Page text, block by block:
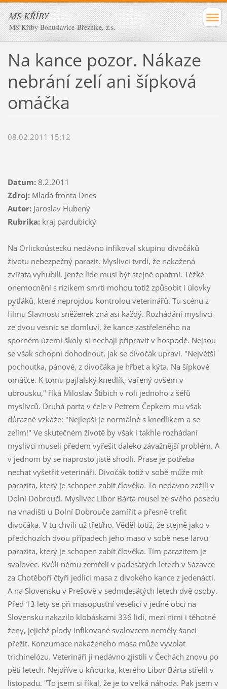
MS KŘÍBY
MS Kříby Bohuslavice-Březnice, z.s.
Na kance pozor. Nákaze
nebrání zelí ani šípková
omáčka
08.02.2011 15:12
Datum:8.2.2011
Zdroj:Mladá fronta Dnes
Autor:Jaroslav Hubený
Rubrika:kraj pardubický
Na Orlickoústecku nedávno infikoval skupinu divočáků
životu nebezpečný parazit. Myslivci tvrdí, že nakažená
zvířata vyhubili. Jenže lidé musí být stejně opatrní. Těžké
onemocnění s rizikem smrti mohou totiž způsobit i úlovky
pytláků, které neprojdou kontrolou veterinářů. Tu scénu z
filmu Slavnosti sněženek zná asi každý. Rozhádání myslivci
ze dvou vesnic se domluví, že kance zastřeleného na
sporném území školy si nechají připravit v hospodě. Nejsou
se však schopni dohodnout, jak se divočák upraví. "Největší
pochoutka, pánové, z divočáka je hřbet a kýta. Na šípkové
omáčce. K tomu pajfalský knedlík, vařený ovšem v
ubrousku," říká Miloslav Štibich v roli jednoho z šéfů
myslivců. Druhá parta v čele v Petrem Čepkem mu však
důrazně vzkáže: "Nejlepší je normálně s knedlíkem a se
zelím!" Ve skutečném životě by však i takhle rozhádaní
myslivci museli předem vyřešit daleko závažnější problém. A
v jednom by se naprosto jistě shodli. Prase je potřeba
nechat vyšetřit veterináři. Divočák totiž v sobě může mít
parazita, který je schopen zabít člověka. To nedávno zažili v
Dolní Dobrouči. Myslivec Libor Bárta musel ze svého posedu
na vnadišti u Dolní Dobrouče zamířit a přesně trefit
divočáka. V tu chvíli už třetího. Věděl totiž, že stejně jako v
předchozích dvou případech jeho maso v sobě nese larvu
parazita, který je schopen zabít člověka. Tím parazitem je
svalovec. Kvůli němu zemřeli v padesátých letech v Sázavce
za Chotěboří čtyři jedlíci masa z divokého kance z jedenácti.
A na Slovensku v Prešově v sedmdesátých letech dvě osoby.
Před 13 lety se při masopustní veselici v jedné obci na
Slovensku nakazilo klobáskami 336 lidí, mezi nimi i těhotné
ženy, jejichž plody infikované svalovcem neměly šanci
přežít. Konzumace nakaženého masa může vyvolat
trichinelózu. Veterináři ji nedávno zjistili v Čechách znovu po
pěti letech. Nejdříve u kňourka, kterého Libor Bárta střelil v
listopadu. "To jsem si říkal, že je to velká náhoda. Pak jsem v